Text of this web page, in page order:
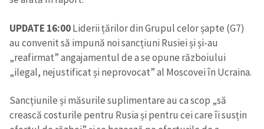
UPDATE 16:00Liderii țărilor din Grupul celor șapte (G7)
au convenit să impună noi sancțiuni Rusiei și și-au
„reafirmat” angajamentul de a se opune războiului
„ilegal, nejustificat și neprovocat” al Moscovei în Ucraina.
Sancțiunile și măsurile suplimentare au ca scop „să
crească costurile pentru Rusia și pentru cei care îi susțin
CONTACT SURSĂ
Sursă anonimă
Nume+ Numele meu
Email+ Emailul meu